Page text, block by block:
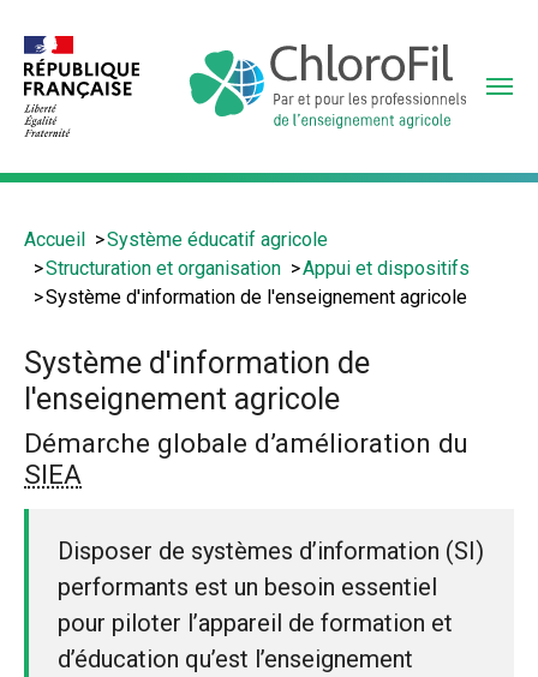
contenu
principal
Vous
êtes
Accueil
Système éducatif agricole
Structuration et organisation
Appui et dispositifs
Système d'information de l'enseignement agricole
Système d'information de
l'enseignement agricole
Démarche globale d’amélioration du
SIEA
Disposer de systèmes d’information (SI)
performants est un besoin essentiel
pour piloter l’appareil de formation et
d’éducation qu’est l’enseignement